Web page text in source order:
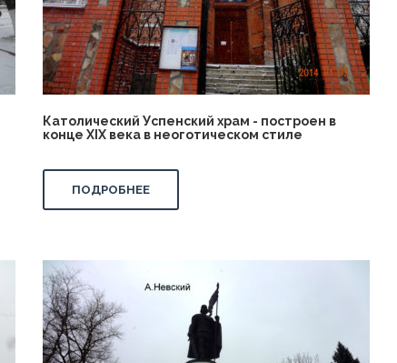
Католический Успенский храм - построен в
конце XIX века в неоготическом стиле
ПОДРОБНЕЕ